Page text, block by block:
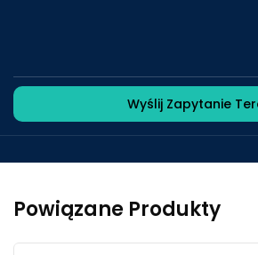
Wyślij Zapytanie
Powiązane Produkty